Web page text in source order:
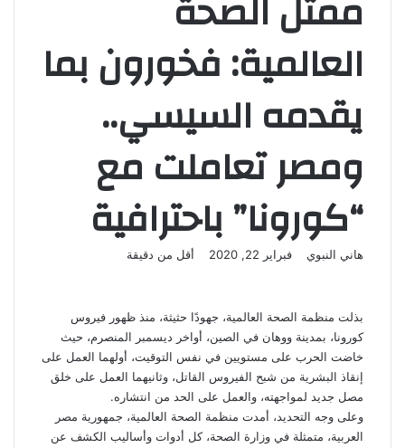
العالمية: فخورون بما
يقدمه السيسي..
ومصر تعاملت مع
“كورونا” باحترافية
هاني النبوي
أرسل
فبراير 22, 2020
أقل من دقيقة
بذلت منظمة الصحة العالمية، جهودًا حثيثة، منذ ظهور فيروس
كورونا، بمدينة ووهان في الصين، أواخر ديسمبر المنصرم، حيث
خاضت الحرب على مستويين في نفس التوقيت، أولهما العمل على
إنقاذ البشرية من شبح الفيروس القاتل، وثانيهما العمل على خلق
مصل جديد لمواجهته، والعمل على الحد من انتشاره.
وعلى وجه التحديد، أمدت منظمة الصحة العالمية، جمهورية مصر
العربية، متمثلة في وزارة الصحة، كل أدوات وأساليب الكشف عن